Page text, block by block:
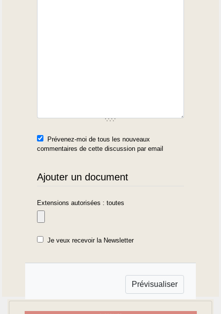
Prévenez-moi de tous les nouveaux
commentaires de cette discussion par email
Ajouter un document
Extensions autorisées : toutes
Je veux recevoir la Newsletter